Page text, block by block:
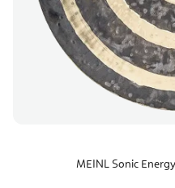
MEINL Sonic